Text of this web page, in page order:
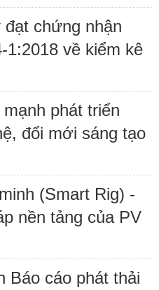
đạt chứng nhận
1:2018 về kiểm kê
phát triển
đổi mới sáng tạo
(Smart Rig) -
nền tảng của PV
Báo cáo phát thải